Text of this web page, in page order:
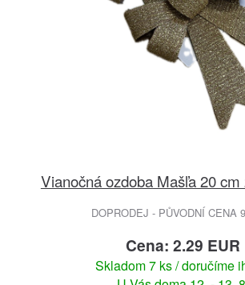
Vianočná ozdoba Mašľa 20
DOPRODEJ - PŮVODNÍ CENA
Cena: 2.29 EUR
Skladom 7 ks / doručíme